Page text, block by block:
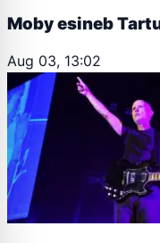
Moby esineb
Aug 03, 13:02